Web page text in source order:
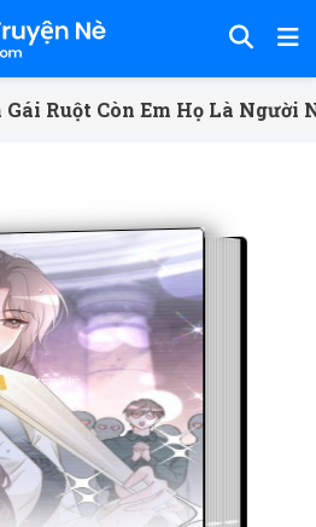
Gái Ruột Còn Em Họ Là Người